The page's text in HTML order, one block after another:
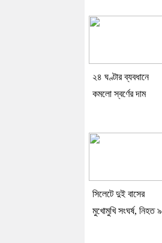
২৪ ঘণ্টার ব্যবধানে
কমলো স্বর্ণের দাম
সিলেটে দুই বাসের
মুখোমুখি সংঘর্ষ, নিহত ৯